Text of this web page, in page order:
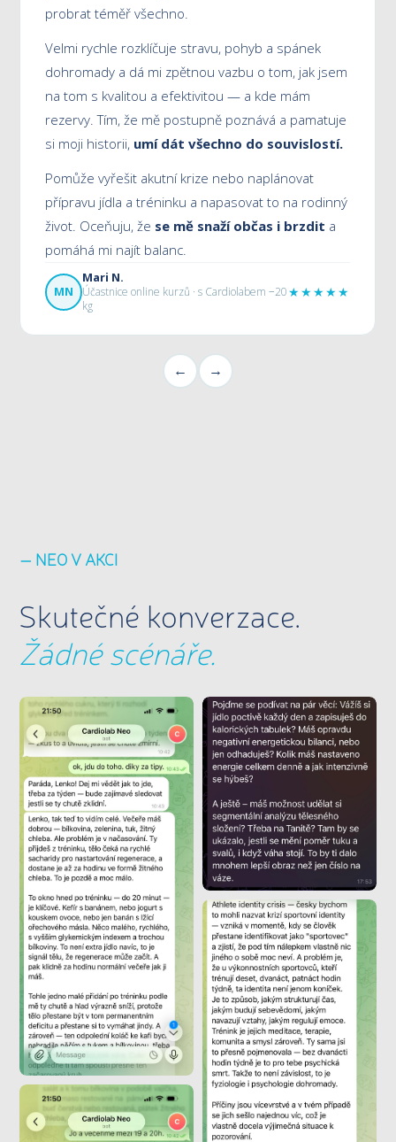
probrat téměř všechno.
Velmi rychle rozklíčuje stravu, pohyb a spánek
dohromady a dá mi zpětnou vazbu o tom, jak jsem
na tom s kvalitou a efektivitou — a kde mám
rezervy. Tím, že mě postupně poznává a pamatuje
si moji historii, umí dát všechno do souvislostí.
Pomůže vyřešit akutní krize nebo naplánovat
přípravu jídla a tréninku a napasovat to na rodinný
život. Oceňuju, že se mě snaží občas i brzdit a
pomáhá mi najít balanc.
MN
Mari N.
Účastnice online kurzů · s Cardiolabem −20
kg
★★★★★
← →
— NEO V AKCI
Skutečné konverzace.
Žádné scénáře.